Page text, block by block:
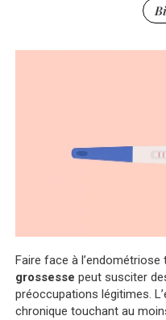
Faire face à
grossesse peut susciter
préoccupations légitimes.
chronique touchant au